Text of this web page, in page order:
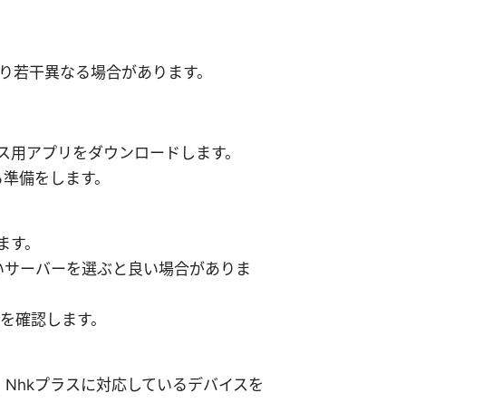
干異なる場合があります。
アプリをダウンロードします。
備をします。
。
ーバーを選ぶと良い場合がありま
確認します。
プラスに対応しているデバイスを